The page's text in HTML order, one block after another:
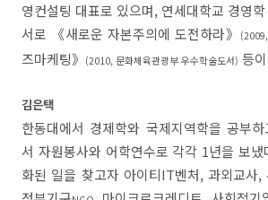
영컨설팅 대표로 있으며, 연세대학교 경영
서로 《새로운 자본주의에 도전하라》
즈마케팅》 (2010, 문화체육관광부 우수학술도서) 등
김은택
한동대에서 경제학와 국제지역학을 공부
서 자원봉사와 어학연수로 각각 1년을 보
화된 일을 찾고자 아이티IT벤처, 과외교사,